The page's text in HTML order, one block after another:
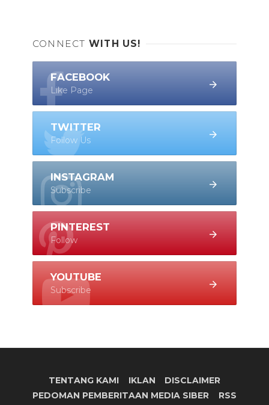
CONNECT WITH US!
FACEBOOK
Like Page
TWITTER
Follow Us
INSTAGRAM
Subscribe
PINTEREST
Follow
YOUTUBE
Subscribe
TENTANG KAMI IKLAN
DISCLAIMER
PEDOMAN PEMBERITAAN MEDIA SIBER
RSS